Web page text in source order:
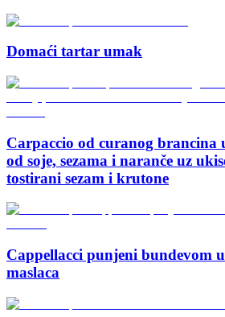
Domaći tartar umak
Carpaccio od curanog brancina
od soje, sezama i naranče uz
tostirani sezam i krutone
Cappellacci punjeni bundevom
maslaca